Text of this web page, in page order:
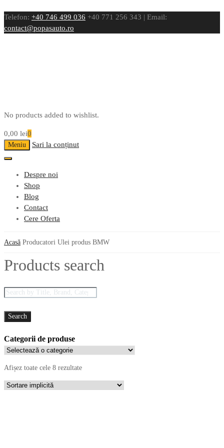
Telefon: +40 746 499 036 +40 771 256 343 | Email:
contact@popasauto.ro
No products added to wishlist.
0,00 lei0
Meniu Sari la conținut
Despre noi
Shop
Blog
Contact
Cere Oferta
Acasă Producatori Ulei produs BMW
Afișez toate cele 8 rezultate
Products search
Search
Categorii de produse